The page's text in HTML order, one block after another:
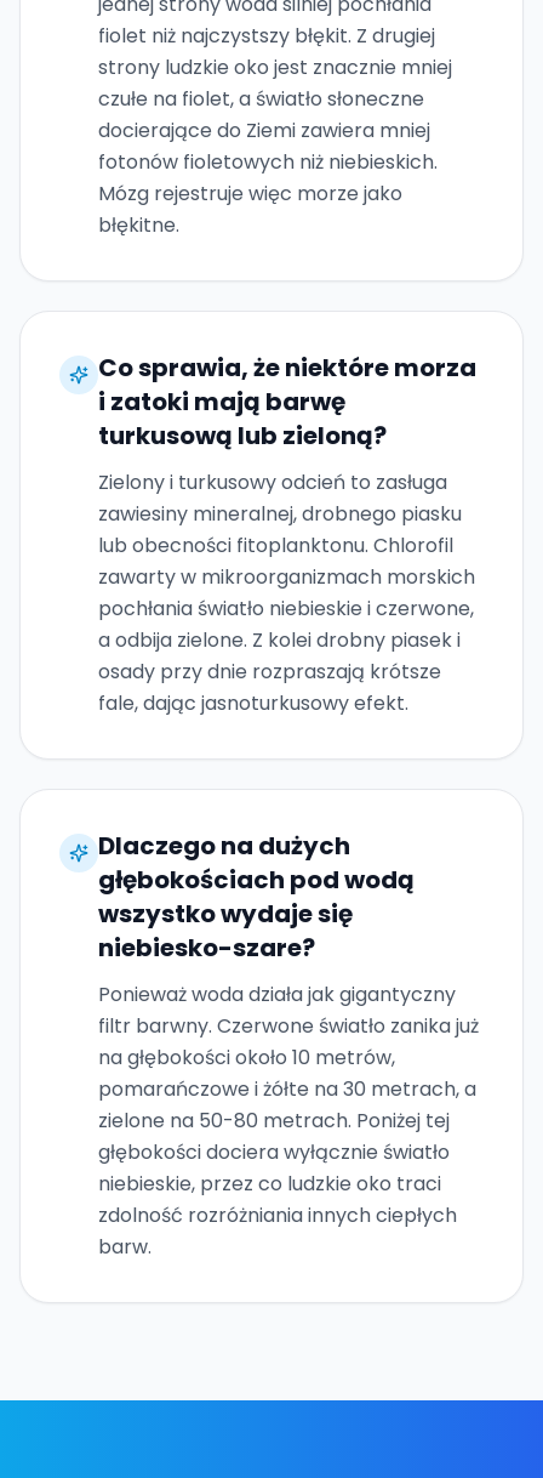
fiolet niż najczystszy błękit. Z drugiej
strony ludzkie oko jest znacznie mniej
czułe na fiolet, a światło słoneczne
docierające do Ziemi zawiera mniej
fotonów fioletowych niż niebieskich.
Mózg rejestruje więc morze jako
błękitne.
Co sprawia, że niektóre morza
i zatoki mają barwę
turkusową lub zieloną?
Zielony i turkusowy odcień to zasługa
zawiesiny mineralnej, drobnego piasku
lub obecności fitoplanktonu. Chlorofil
zawarty w mikroorganizmach morskich
pochłania światło niebieskie i czerwone,
a odbija zielone. Z kolei drobny piasek i
osady przy dnie rozpraszają krótsze
fale, dając jasnoturkusowy efekt.
Dlaczego na dużych
głębokościach pod wodą
wszystko wydaje się
niebiesko-szare?
Ponieważ woda działa jak gigantyczny
filtr barwny. Czerwone światło zanika już
na głębokości około 10 metrów,
pomarańczowe i żółte na 30 metrach, a
zielone na 50-80 metrach. Poniżej tej
głębokości dociera wyłącznie światło
niebieskie, przez co ludzkie oko traci
zdolność rozróżniania innych ciepłych
barw.